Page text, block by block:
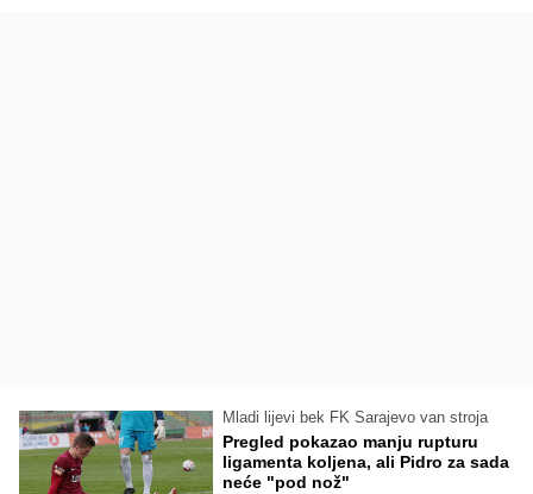
Mladi lijevi bek FK Sarajevo van stroja
Pregled pokazao manju rupturu
ligamenta koljena, ali Pidro za sada
neće "pod nož"